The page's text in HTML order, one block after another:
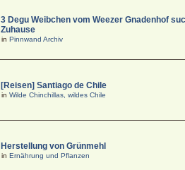
3 Degu Weibchen vom Weezer Gnadenhof
Zuhause
inPinnwand Archiv
[Reisen] Santiago de Chile
inWilde Chinchillas, wildes Chile
Herstellung von Grünmehl
inErnährung und Pflanzen